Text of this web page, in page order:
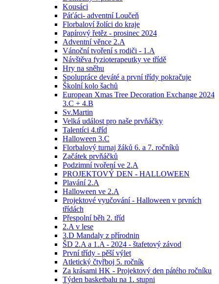
Kousáci
Páťáci- adventní Loučeň
Florbaloví žolíci do kraje
Papírový řetěz - prosinec 2024
Adventní věnce 2.A
Vánoční tvoření s rodiči - 1.A
Návštěva fyzioterapeutky ve třídě
Hry na sněhu
Spolupráce deváté a první třídy pokračuje
Školní kolo šachů
European Xmas Tree Decoration Exchange 2024
3.C + 4.B
Sv.Martin
Velká událost pro naše prvňáčky
Talentíci 4.tříd
Halloween 3.C
Florbalový turnaj žáků 6. a 7. ročníků
Začátek prvňáčků
Podzimní tvoření ve 2.A
PROJEKTOVÝ DEN - HALLOWEEN
Plavání 2.A
Halloween ve 2.A
Projektové vyučování - Halloween v prvních
třídách
Přespolní běh 2. tříd
2.A v lese
3.D Mandaly z přírodnin
ŠD 2.A a 1.A - 2024 - štafetový závod
První třídy - pěší výlet
Atletický čtyřboj 5. ročník
Za krásami HK - Projektový den pátého ročníku
Týden basketbalu na 1. stupni